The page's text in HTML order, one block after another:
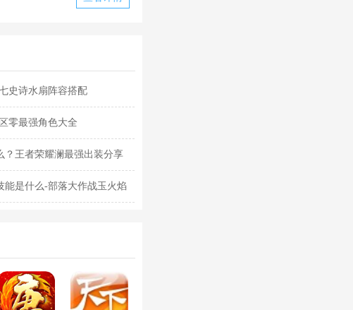
史诗水扇阵容搭配
零最强角色大全
？王者荣耀澜最强出装分享
能是什么-部落大作战玉火焰